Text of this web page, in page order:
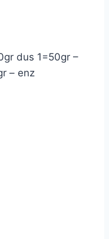
dus 1=50gr –
– enz